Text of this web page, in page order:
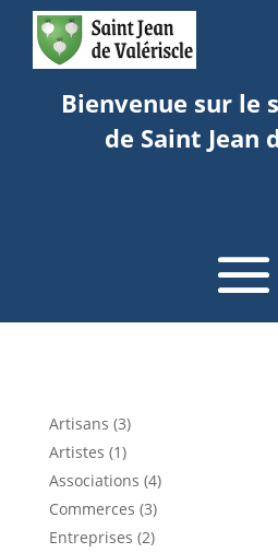
Bienvenue sur le
de Saint Jean
Artisans (3)
Artistes (1)
Associations (4)
Commerces (3)
Entreprises (2)